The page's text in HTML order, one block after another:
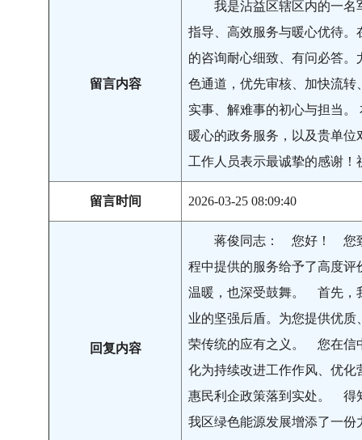
留言内容
我是沾益区辖区内的一名
指导、高效服务与暖心优待
的咨询耐心细致、有问必答
色通道，优先审核、加快流
实事、解难事的初心与担当
暖心的政务服务，以及贵单
工作人员表示最诚挚的感谢
留言时间 2026-03-25 08:09:40
回复内容
蒋俊同志： 您好！ 您致
程中提供的服务给予了高度
温暖，也深受鼓舞。 首先，
业的坚强后盾。为您提供优
荣传统的应有之义。 您在信
化为持续改进工作作风、优化
惠民利企政策落到实处。 得
我区绿色能源发展增添了一